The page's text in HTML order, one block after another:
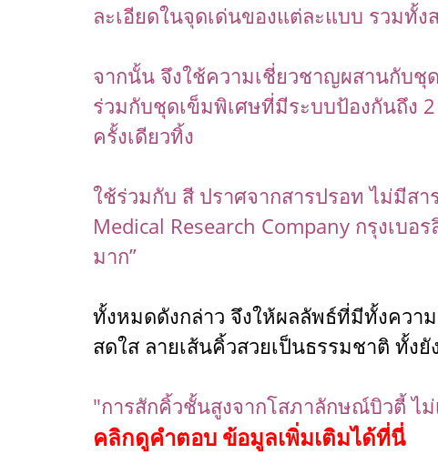
ละเอียดในจุดเด่นของแต่ละแบบ รวมทั้
จากนั้น จึงใช้ความเชี่ยวชาญผสานกับชุ
ร่วมกับชุดเข็มพิเศษที่มีระบบป้องกันถึง
ครั้งเดียวทิ้ง
ใช้ร่วมกับ สี ปราศจากสารปรอท ไม่มีส
Medical Research Company กรุงเบ
มาก”
ทั้งหมดดังกล่าว จึงให้ผลลัพธ์ที่มีทั้งความ
สดใส ลายเส้นคิ้วสวยเป็นธรรมชาติ ทั้ง
"การสักคิ้วชั้นสูงจากโสภาลักษณ์บิวตี้ ไ
คลิกดูคำตอบ ข้อมูลเพิ่มเติมได้ที่นี่